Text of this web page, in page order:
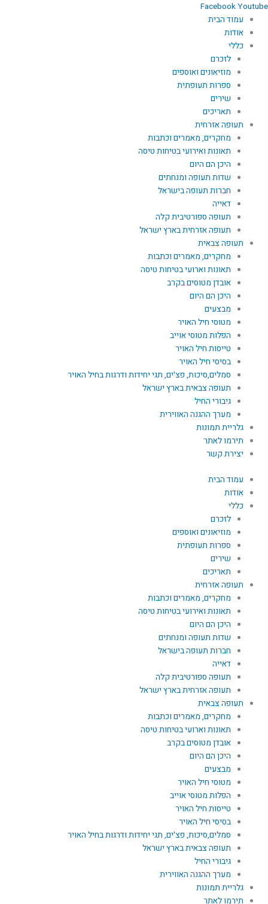
FacebookYoutube
עמוד הבית
אודות
כללי
לזכרם
מוזיאונים ואוספים
ספרות תעופתית
שירים
תאריכים
תעופה אזרחית
מחקרים, מאמרים וכתבות
תאונות ואירועי בטיחות טיסה
היכן הם היום
שדות תעופה ומנחתים
חברות תעופה בישראל
דאייה
תעופה ספורטיבית קלה
תעופה אזרחית בארץ ישראל
תעופה צבאית
מחקרים, מאמרים וכתבות
תאונות וארועי בטיחות טיסה
אובדן מטוסים בקרב
היכן הם היום
מבצעים
מטוסי חיל האויר
הפלות מטוסי אוייב
טייסות חיל האויר
בסיסי חיל האויר
סמלים,סיכות, פצ'ים, תגי יחידות ודרגות בחיל האויר
תעופה צבאית בארץ ישראל
גיבורי החיל
מערך ההגנה האווירית
גלריית תמונות
תירמו לאתר
יצירת קשר
עמוד הבית
אודות
כללי
לזכרם
מוזיאונים ואוספים
ספרות תעופתית
שירים
תאריכים
תעופה אזרחית
מחקרים, מאמרים וכתבות
תאונות ואירועי בטיחות טיסה
היכן הם היום
שדות תעופה ומנחתים
חברות תעופה בישראל
דאייה
תעופה ספורטיבית קלה
תעופה אזרחית בארץ ישראל
תעופה צבאית
מחקרים, מאמרים וכתבות
תאונות וארועי בטיחות טיסה
אובדן מטוסים בקרב
היכן הם היום
מבצעים
מטוסי חיל האויר
הפלות מטוסי אוייב
טייסות חיל האויר
בסיסי חיל האויר
סמלים,סיכות, פצ'ים, תגי יחידות ודרגות בחיל האויר
תעופה צבאית בארץ ישראל
גיבורי החיל
מערך ההגנה האווירית
גלריית תמונות
תירמו לאתר